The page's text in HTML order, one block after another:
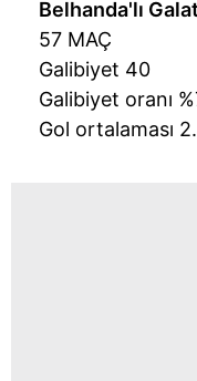
Belhanda'lı
57 MAÇ
Galibiyet 40
Galibiyet oranı
Gol ortalaması